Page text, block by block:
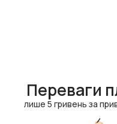
Переваги
лише 5 гривень за